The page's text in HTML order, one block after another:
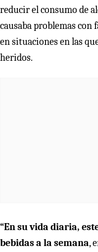
reducir el consumo de
causaba problemas con
en situaciones en las
heridos.
“En su vida diaria,
bebidas a la semana,